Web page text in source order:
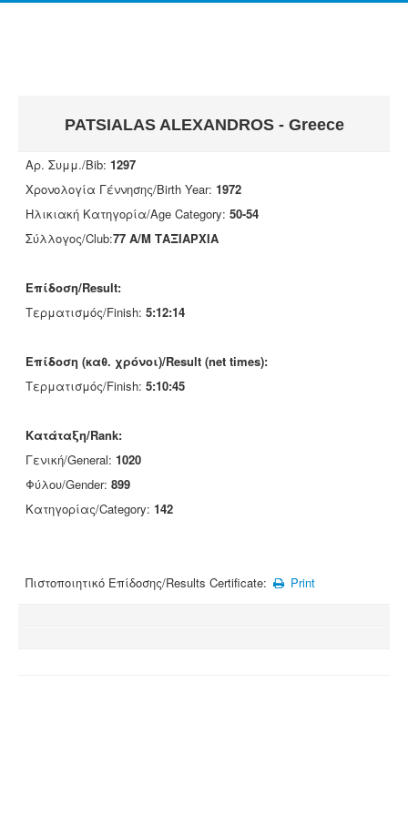
PATSIALAS ALEXANDROS - Greece
Αρ. Συμμ./Bib: 1297
Χρονολογία Γέννησης/Birth Year: 1972
Ηλικιακή Κατηγορία/Age Category: 50-54
Σύλλογος/Club:77 Α/Μ ΤΑΞΙΑΡΧΙΑ
Επίδοση/Result:
Τερματισμός/Finish: 5:12:14
Επίδοση (καθ. χρόνοι)/Result (net times):
Τερματισμός/Finish: 5:10:45
Κατάταξη/Rank:
Γενική/General: 1020
Φύλου/Gender: 899
Κατηγορίας/Category: 142
Πιστοποιητικό Επίδοσης/Results Certificate: Print